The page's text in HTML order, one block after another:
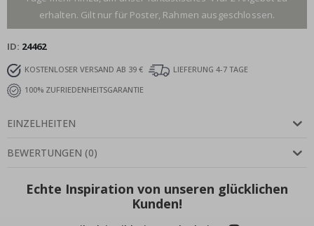
erhalten. Gilt nur für Poster, Rahmen ausgeschlossen.
ID 24462
KOSTENLOSER VERSAND AB 39 €
LIEFERUNG 4-7 TAGE
100% ZUFRIEDENHEITSGARANTIE
EINZELHEITEN
BEWERTUNGEN (0)
Echte Inspiration von unseren glücklichen
Kunden!